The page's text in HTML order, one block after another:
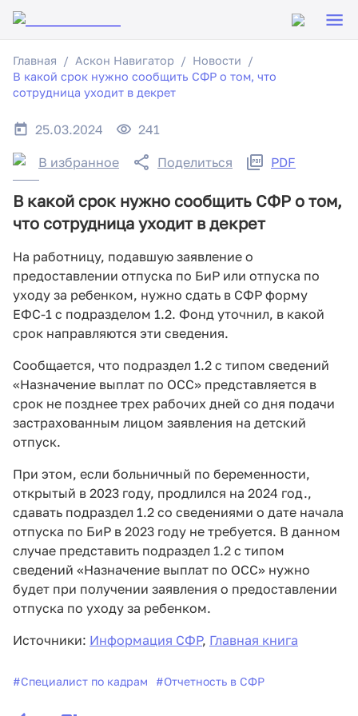
Главная Аскон Навигатор
Новости
В какой срок нужно сообщить СФР о том, что
сотрудница уходит в декрет
25.03.2024 241
В избранное Поделиться PDF
В какой срок нужно сообщить СФР о том,
что сотрудница уходит в декрет
На работницу, подавшую заявление о
предоставлении отпуска по БиР или отпуска по
уходу за ребенком, нужно сдать в СФР форму
ЕФС-1 с подразделом 1.2. Фонд уточнил, в какой
срок направляются эти сведения.
Сообщается, что подраздел 1.2 с типом сведений
«Назначение выплат по ОСС» представляется в
срок не позднее трех рабочих дней со дня подачи
застрахованным лицом заявления на детский
отпуск.
При этом, если больничный по беременности,
открытый в 2023 году, продлился на 2024 год.,
сдавать подраздел 1.2 со сведениями о дате начала
отпуска по БиР в 2023 году не требуется. В данном
случае представить подраздел 1.2 с типом
сведений «Назначение выплат по ОСС» нужно
будет при получении заявления о предоставлении
отпуска по уходу за ребенком.
Источники: Информация СФР, Главная книга
#Специалист по кадрам #Отчетность в СФР